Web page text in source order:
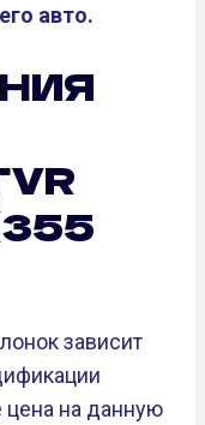
авто.
зависит
на данную